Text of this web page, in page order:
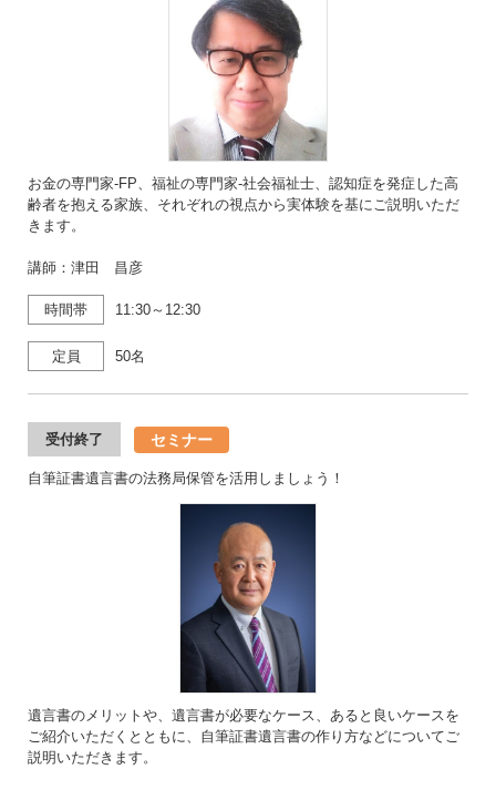
お金の専門家-FP、福祉の専門家-社会福祉士、認知症を発症した高
齢者を抱える家族、それぞれの視点から実体験を基にご説明いただ
きます。
講師：津田 昌彦
時間帯 11:30～12:30
定員 50名
受付終了 セミナー
自筆証書遺言書の法務局保管を活用しましょう！
遺言書のメリットや、遺言書が必要なケース、あると良いケースを
ご紹介いただくとともに、自筆証書遺言書の作り方などについてご
説明いただきます。